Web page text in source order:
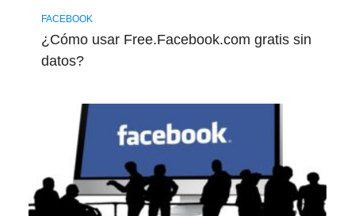
FACEBOOK
¿Cómo usar Free.Facebook.com gratis sin
datos?